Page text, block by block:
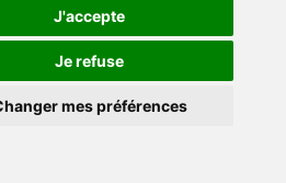
J'accepte
Je refuse
mes préférences